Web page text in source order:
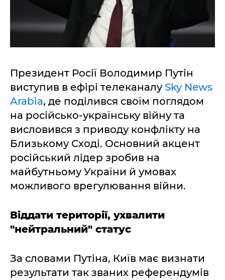
Президент Росії Володимир Путін
виступив в ефірі телеканалу Sky News
Arabia, де поділився своїм поглядом
на російсько-українську війну та
висловився з приводу конфлікту на
Близькому Сході. Основний акцент
російський лідер зробив на
майбутньому України й умовах
можливого врегулювання війни.
Віддати території, ухвалити
"нейтральний" статус
За словами Путіна, Київ має визнати
результати так званих референдумів